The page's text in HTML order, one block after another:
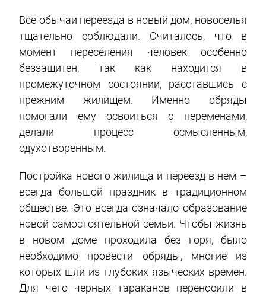
Все обычаи переезда в новый дом, новоселья
тщательно соблюдали. Считалось, что в
момент переселения человек особенно
беззащитен, так как находится в
промежуточном состоянии, расставшись с
прежним жилищем. Именно обряды
помогали ему освоиться с переменами,
делали процесс осмысленным,
одухотворенным.
Постройка нового жилища и переезд в нем –
всегда большой праздник в традиционном
обществе. Это всегда означало образование
новой самостоятельной семьи. Чтобы жизнь
в новом доме проходила без горя, было
необходимо провести обряды, многие из
которых шли из глубоких языческих времен.
Для чего черных тараканов переносили в